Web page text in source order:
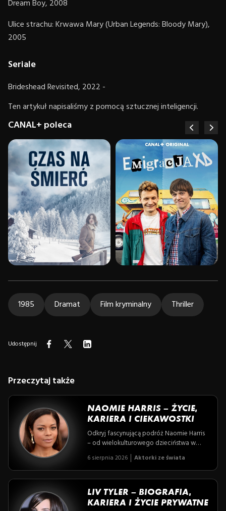
Dream Boy, 2008
Ulice strachu: Krwawa Mary (Urban Legends: Bloody Mary),
2005
Seriale
Brideshead Revisited, 2022 -
Ten artykuł napisaliśmy z pomocą sztucznej inteligencji.
CANAL+ poleca
1985 Dramat Film kryminalny Thriller
Udostępnij
Przeczytaj także
NAOMIE HARRIS – ŻYCIE,
KARIERA I CIEKAWOSTKI
Odkryj fascynującą podróż Naomie Harris
– od wielokulturowego dzieciństwa w
Londynie, przez pamiętne role w kinie, aż
po walkę o równość i ochronę środowiska.
Poznaj aktorkę, która z pasją łamie
stereotypy, inspirując do odwagi i
autentyczności na każdej scenie życia.
6 sierpnia 2026 Aktorki ze świata
LIV TYLER – BIOGRAFIA,
KARIERA I ŻYCIE PRYWATNE